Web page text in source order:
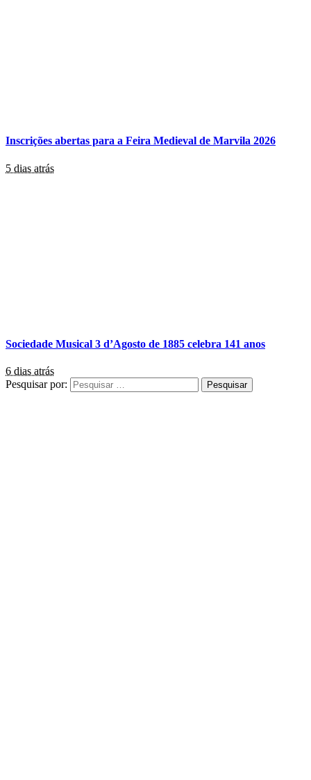
Inscrições abertas para a Feira Medieval de Marvila 2026
5 dias atrás
Sociedade Musical 3 d’Agosto de 1885 celebra 141 anos
6 dias atrás
Pesquisar por: